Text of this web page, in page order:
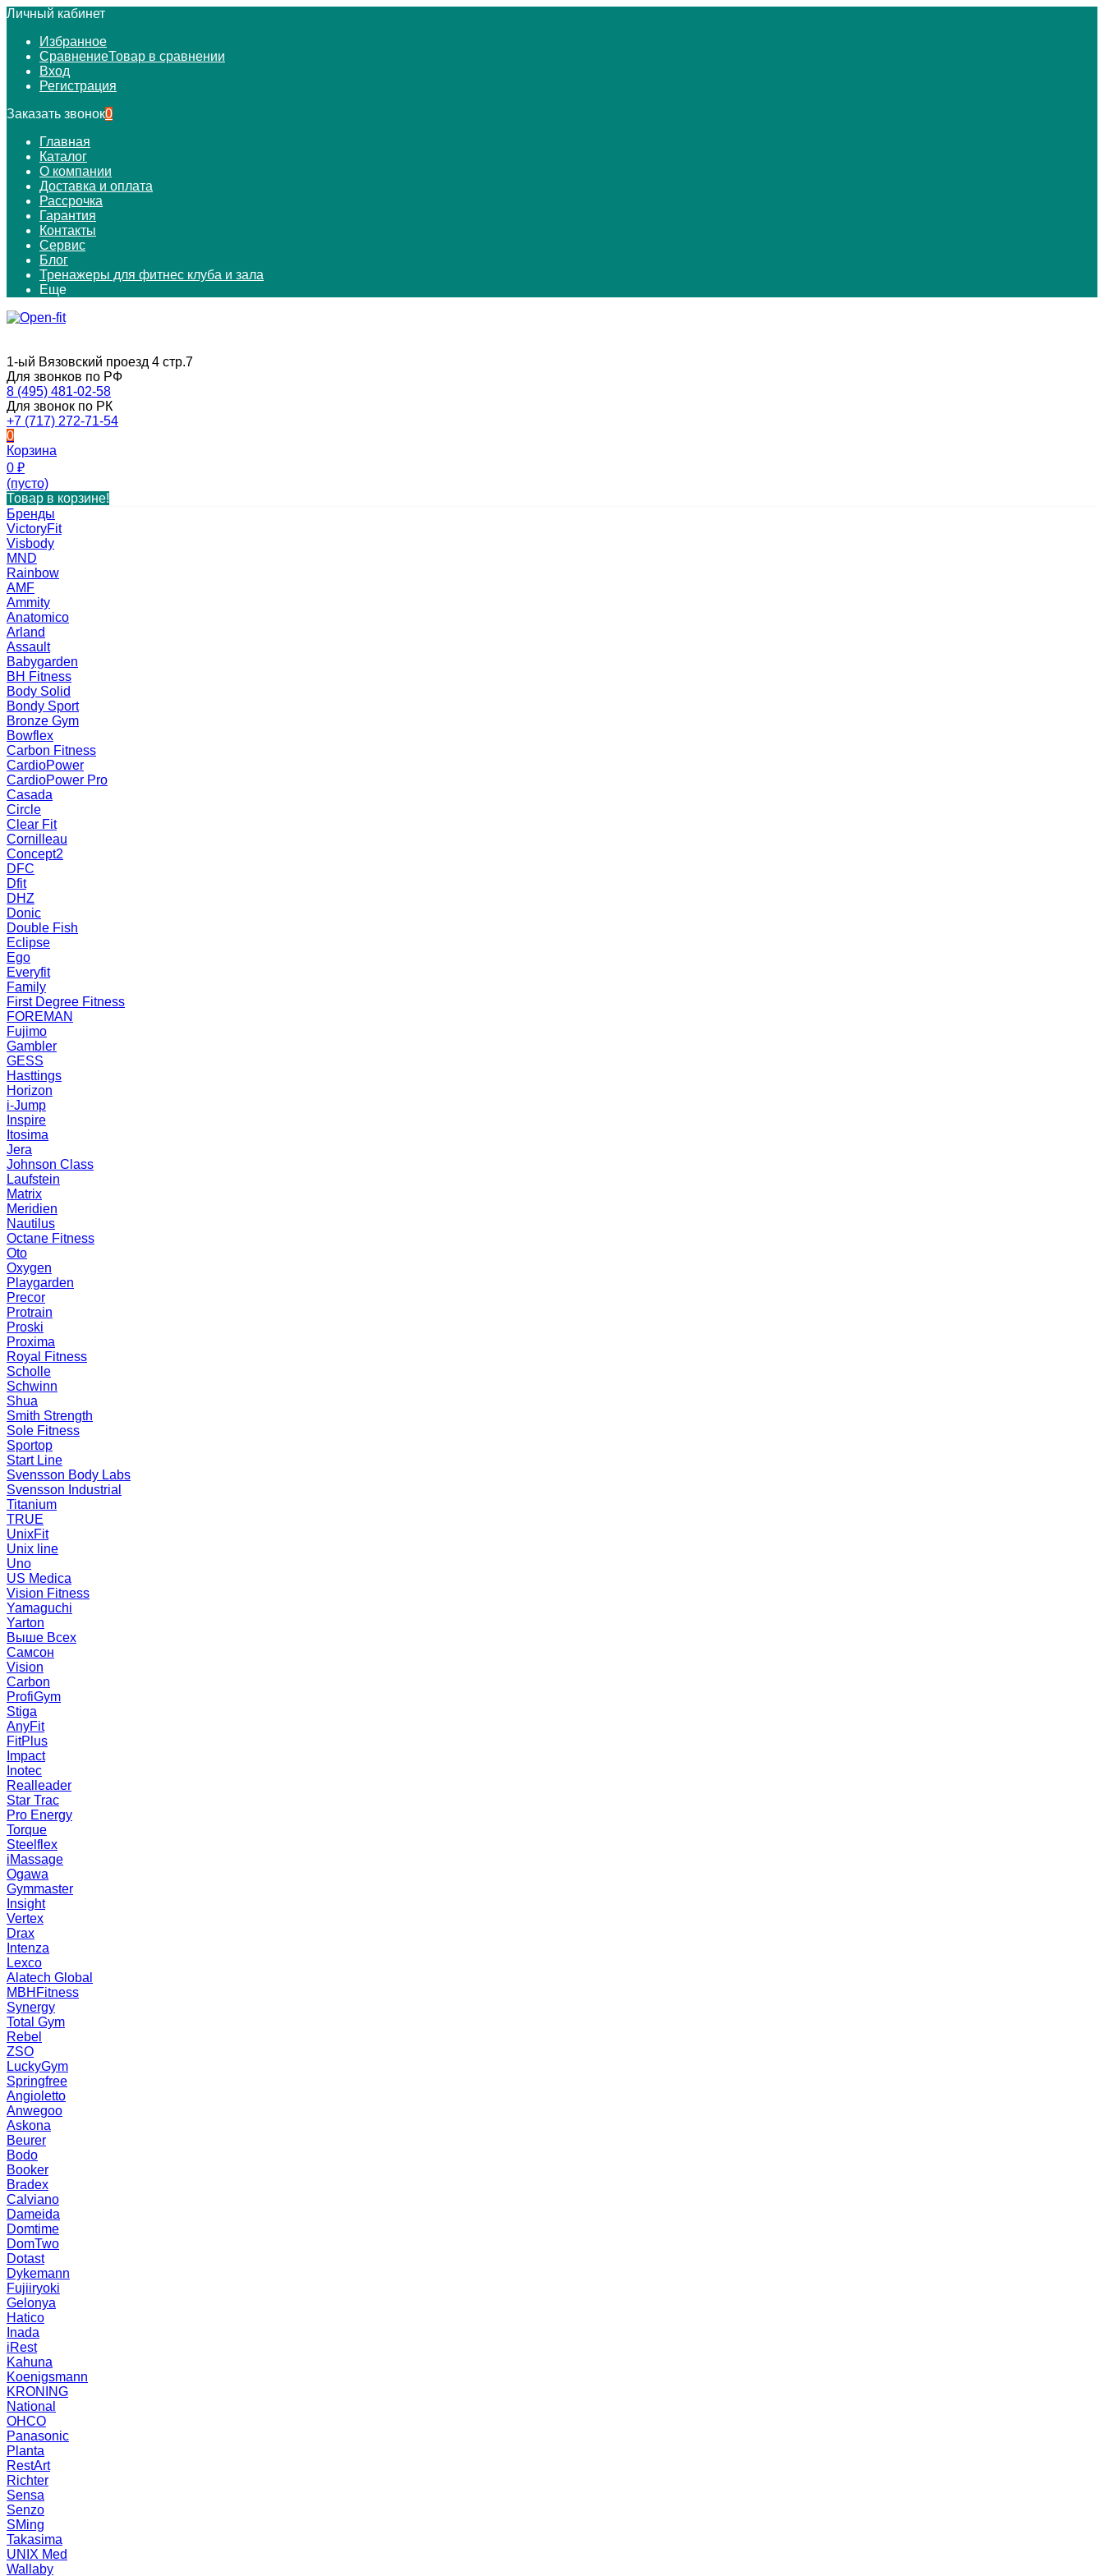
Личный кабинет
Избранное
СравнениеТовар в сравнении
Вход
Регистрация
Заказать звонок0
Главная
Каталог
О компании
Доставка и оплата
Рассрочка
Гарантия
Контакты
Сервис
Блог
Тренажеры для фитнес клуба и зала
Еще
1-ый Вязовский проезд 4 стр.7
Для звонков по РФ
8 (495) 481-02-58
Для звонок по РК
+7 (717) 272-71-54
0
Корзина
0 ₽
(пусто)
Товар в корзине!
Бренды
VictoryFit
Visbody
MND
Rainbow
AMF
Ammity
Anatomico
Arland
Assault
Babygarden
BH Fitness
Body Solid
Bondy Sport
Bronze Gym
Bowflex
Carbon Fitness
CardioPower
CardioPower Pro
Casada
Circle
Clear Fit
Cornilleau
Concept2
DFC
Dfit
DHZ
Donic
Double Fish
Eclipse
Ego
Everyfit
Family
First Degree Fitness
FOREMAN
Fujimo
Gambler
GESS
Hasttings
Horizon
i-Jump
Inspire
Itosima
Jera
Johnson Class
Laufstein
Matrix
Meridien
Nautilus
Octane Fitness
Oto
Oxygen
Playgarden
Precor
Protrain
Proski
Proxima
Royal Fitness
Scholle
Schwinn
Shua
Smith Strength
Sole Fitness
Sportop
Start Line
Svensson Body Labs
Svensson Industrial
Titanium
TRUE
UnixFit
Unix line
Uno
US Medica
Vision Fitness
Yamaguchi
Yarton
Выше Всех
Самсон
Vision
Carbon
ProfiGym
Stiga
AnyFit
FitPlus
Impact
Inotec
Realleader
Star Trac
Pro Energy
Torque
Steelflex
iMassage
Ogawa
Gymmaster
Insight
Vertex
Drax
Intenza
Lexco
Alatech Global
MBHFitness
Synergy
Total Gym
Rebel
ZSO
LuckyGym
Springfree
Angioletto
Anwegoo
Askona
Beurer
Bodo
Booker
Bradex
Calviano
Dameida
Domtime
DomTwo
Dotast
Dykemann
Fujiiryoki
Gelonya
Hatico
Inada
iRest
Kahuna
Koenigsmann
KRONING
National
OHCO
Panasonic
Planta
RestArt
Richter
Sensa
Senzo
SMing
Takasima
UNIX Med
Wallaby